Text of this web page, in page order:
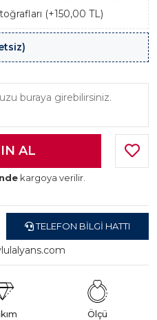
(+150,00 TL)
kargoya verilir.
TELEFON BILGI HATTI
Ölçü